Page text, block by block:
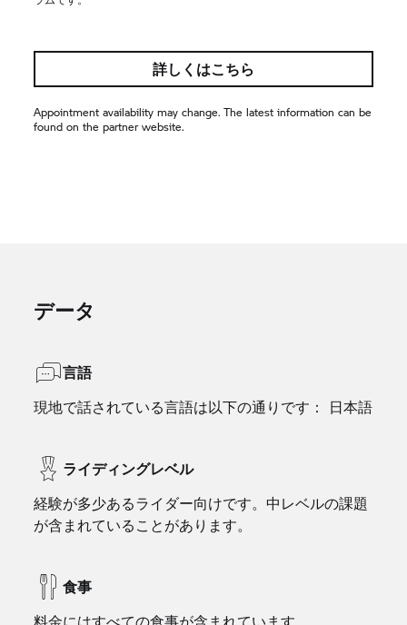
詳しくはこちら
Appointment availability may change. The latest information can be
found on the partner website.
データ
言語
現地で話されている言語は以下の通りです： 日本語
ライディングレベル
経験が多少あるライダー向けです。中レベルの課題
が含まれていることがあります。
食事